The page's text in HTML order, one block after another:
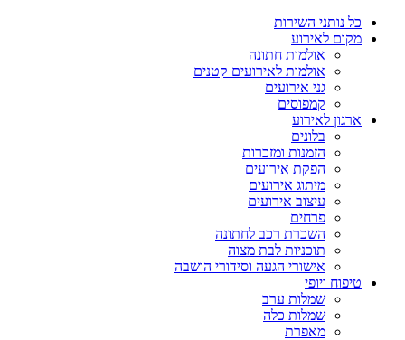
כל נותני השירות
מקום לאירוע
אולמות חתונה
אולמות לאירועים קטנים
גני אירועים
קמפוסים
ארגון לאירוע
בלונים
הזמנות ומזכרות
הפקת אירועים
מיתוג אירועים
עיצוב אירועים
פרחים
השכרת רכב לחתונה
תוכניות לבת מצוה
אישורי הגעה וסידורי הושבה
טיפוח ויופי
שמלות ערב
שמלות כלה
מאפרת